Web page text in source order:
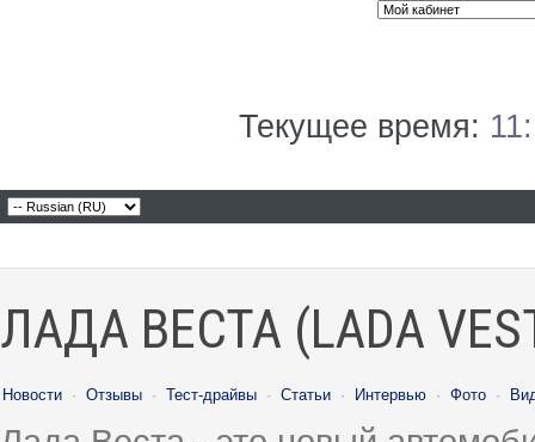
Текущее время:
ЛАДА ВЕСТА (LADA
Новости · Отзывы · Тест-драйвы · Статьи · Интервью · Фото ·